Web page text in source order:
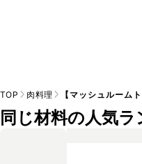
TOP 肉料理 【マッシュルーム
同じ材料の人気